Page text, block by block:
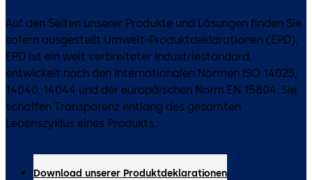
Auf den Seiten unserer Produkte und Lösungen finden Sie
sofern ausgestellt Umwelt-Produktdeklarationen (EPD).
EPD ist ein weit verbreiteter Industriestandard,
entwickelt nach den internationalen Normen ISO 14025,
14040, 14044 und der europäischen Norm EN 15804. Sie
schaffen Transparenz entlang des gesamten
Lebenszyklus eines Produkts.
Download unserer Produktdeklarationen